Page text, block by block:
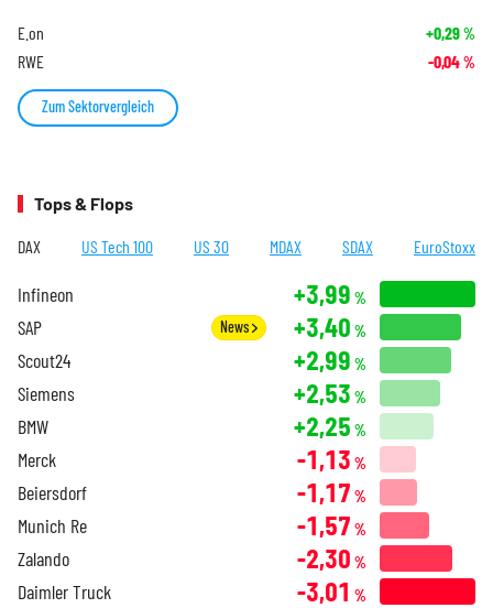
E.on +0,29%
RWE -0,04%
Zum Sektorvergleich
Tops & Flops
DAX US Tech 100 US 30 MDAX SDAX EuroStoxx
Infineon +3,99 %
SAP News +3,40 %
Scout24 +2,99 %
Siemens +2,53 %
BMW +2,25 %
Merck -1,13 %
Beiersdorf -1,17 %
Munich Re -1,57 %
Zalando -2,30 %
Daimler Truck -3,01 %